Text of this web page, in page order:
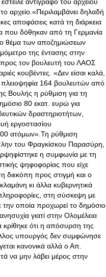
αρχείο.«Περιλαμβάνει δηλαδή
αποφάσεις κατά τη διάρκεια
που δόθηκαν από τη Γερμανία
θέμα των αποζημιώσεων
της έντασης στην
τον βουλευτή του ΛΑΟΣ
κουβέντες. «Δεν είσαι καλά,
164 βουλευτών από
Βουλής η ρύθμιση για τη
80 εκατ. ευρώ για
δραστηριοτήτων,
εργοστασίου
ατόμων».Τη ρύθμιση
του Φραγκίσκου Παρασύρη,
η συμφωνία με τη
ψηφοφορίας που είχε
διεκόπη προς στιγμή και ο
κι άλλα κυβερνητικά
στη σύσκεψη με
οποία προχωρεί το δημόσιο
γιατί στην Ολομέλεια
ότι η απόσυρση της
υπουργός δεν συμφώνησε
κανονικά αλλά ο Απ.
να μην λάβει μέρος στην